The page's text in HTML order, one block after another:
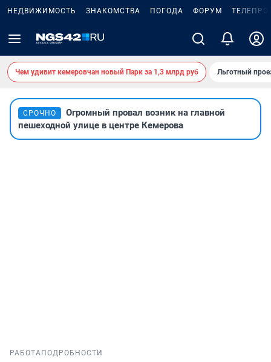
НЕДВИЖИМОСТЬ ЗНАКОМСТВА ПОГОДА ФОРУМ
Чем удивит кемеровчан новый Парк за 1,3 млрд руб Льготный
СРОЧНО
Огромный провал возник на главной
пешеходной улице в центре Кемерова
РАБОТА ПОДРОБНОСТИ